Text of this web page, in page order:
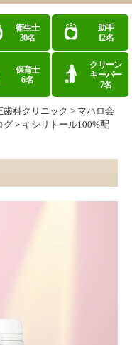
衛生士
30名
助手
12名
保育士
6名
クリーン
キーパー
7名
科クリニック > マハロ会
グ> キシリトール100%配